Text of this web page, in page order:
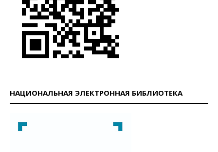
НАЦИОНАЛЬНАЯ ЭЛЕКТРОННАЯ БИБЛИОТЕКА